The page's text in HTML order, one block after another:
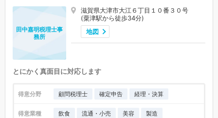
滋賀県大津市大江６丁目１０番３０号
(粟津駅から徒歩34分)
地図
田中嘉明税理士事
務所
とにかく真面目に対応します
得意分野 顧問税理士 確定申告 経理・決算
得意業種 飲食 流通・小売 美容 製造